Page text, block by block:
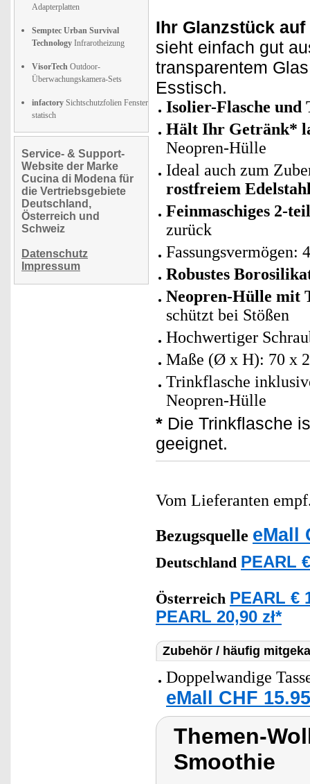
Adapterplatten
Semptec Urban Survival
Technology Infrarotheizung
VisorTech Outdoor-
Überwachungskamera-Sets
infactory Sichtschutzfolien Fenster
statisch
Service- & Support-
Website der Marke
Cucina di Modena für
die Vertriebsgebiete
Deutschland,
Österreich und
Schweiz
Datenschutz
Impressum
Ihr Glanzstück
sieht einfach gut
transparentem
Esstisch.
Isolier-Flasche und
Hält Ihr Getränk*
Neopren-Hülle
Ideal auch zum
rostfreiem
Feinmaschiges 2-
zurück
Fassungsvermögen:
Robustes
Neopren-Hülle mit
schützt bei Stößen
Hochwertiger
Maße (Ø x H): 70 x
Trinkflasche
Neopren-Hülle
* Die Trinkflasche
geeignet.
Vom Lieferanten
Bezugsquelle eMall
Deutschland PEARL
Österreich PEARL €
PEARL 20,90 zł*
Zubehör / häufig
Doppelwandige
eMall CHF
Themen-
Smoothie